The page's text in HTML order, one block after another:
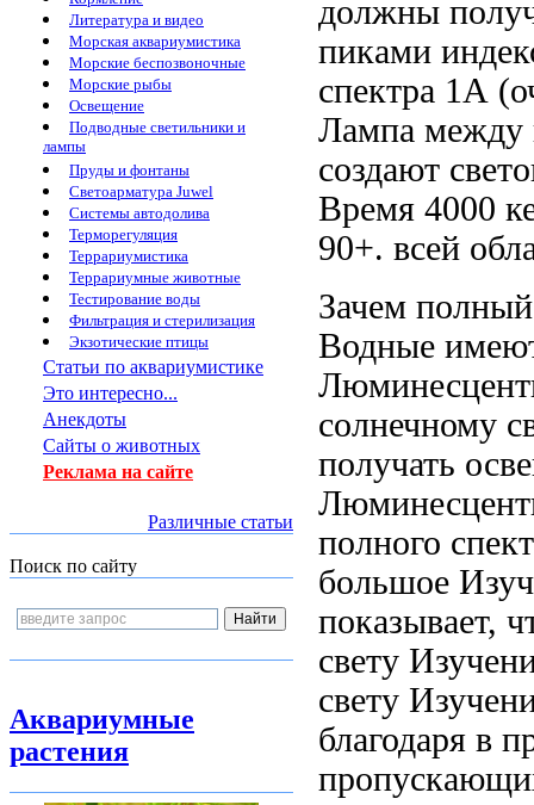
Литература и видео
Морская аквариумистика
Морские беспозвоночные
Морские рыбы
Освещение
Подводные светильники и
лампы
Пруды и фонтаны
Светоарматура Juwel
Системы автодолива
Терморегуляция
Террариумистика
Террариумные животные
Тестирование воды
Фильтрация и стерилизация
Экзотические птицы
Статьи по аквариумистике
Это интересно...
Анекдоты
Сайты о животных
Реклама на сайте
Различные статьи
Поиск по сайту
Аквариумные
растения
должны
пиками
спектра 1А
Лампа между
создают
Время 4000
90+. всей
Зачем
Водные
солнечному
получать
полного
большое
показывает,
свету
свету
благодаря в